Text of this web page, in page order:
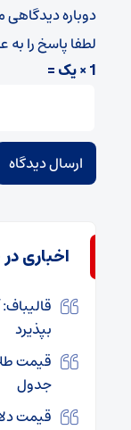
دوباره
لطفا پاسخ را به
1 × یک =
اخباری
قالیباف:
بپذیرد
جدول
قیمت